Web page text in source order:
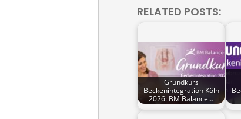
RELATED POSTS:
Grundkurs
Beckenintegration Köln
2026: BM Balance…